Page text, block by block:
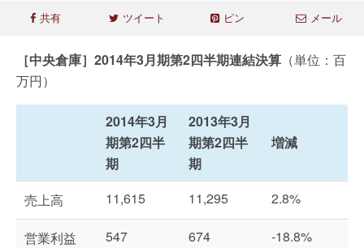
共有 ツイート ピン メール
［中央倉庫］2014年3月期第2四半期連結決算 （単位：百
万円）
2014年3月
期第2四半
期
2013年3月
期第2四半
期
増減
売上高 11,615 11,295 2.8%
営業利益 547 674 -18.8%